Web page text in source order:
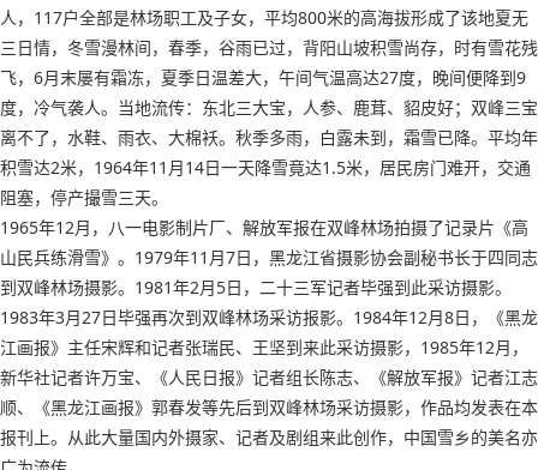
人，117户全部是林场职工及子女，平均800米的高海拔形成了该地夏无
三日情，冬雪漫林间，春季，谷雨已过，背阳山坡积雪尚存，时有雪花残
飞，6月末屡有霜冻，夏季日温差大，午间气温高达27度，晚间便降到9
度，冷气袭人。当地流传：东北三大宝，人参、鹿茸、貂皮好；双峰三宝
离不了，水鞋、雨衣、大棉袄。秋季多雨，白露未到，霜雪已降。平均年
积雪达2米，1964年11月14日一天降雪竟达1.5米，居民房门难开，交通
阻塞，停产撮雪三天。
1965年12月，八一电影制片厂、解放军报在双峰林场拍摄了记录片《高
山民兵练滑雪》。1979年11月7日，黑龙江省摄影协会副秘书长于四同志
到双峰林场摄影。1981年2月5日，二十三军记者毕强到此采访摄影。
1983年3月27日毕强再次到双峰林场采访报影。1984年12月8日，《黑龙
江画报》主任宋辉和记者张瑞民、王坚到来此采访摄影，1985年12月，
新华社记者许万宝、《人民日报》记者组长陈志、《解放军报》记者江志
顺、《黑龙江画报》郭春发等先后到双峰林场采访摄影，作品均发表在本
报刊上。从此大量国内外摄家、记者及剧组来此创作，中国雪乡的美名亦